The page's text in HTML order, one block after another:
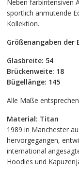
Neben farbintensiven
sportlich anmutende
Kollektion.
Größenangaben der
Glasbreite: 54
Brückenweite: 18
Bügellänge: 145
Alle Maße
Material: Titan
1989 in Manchester
hervorgegangen,
international
Hoodies und